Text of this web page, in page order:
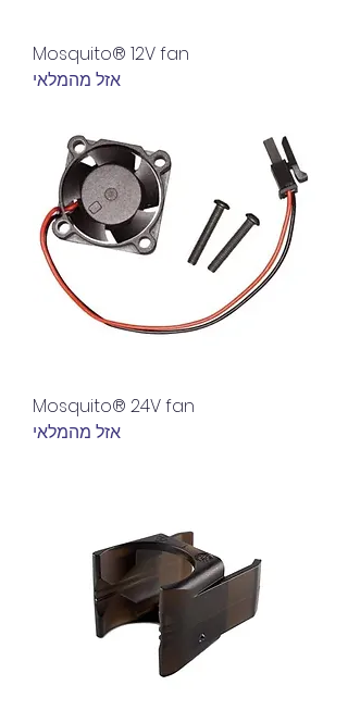
Mosquito® 12V fan
אזל מהמלאי
Mosquito® 24V fan
אזל מהמלאי